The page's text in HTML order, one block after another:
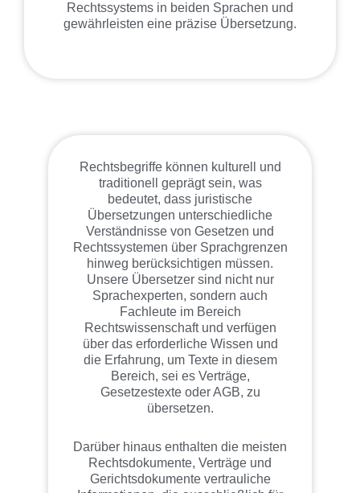
Rechtssystems in beiden Sprachen und
gewährleisten eine präzise Übersetzung.
Rechtsbegriffe können kulturell und
traditionell geprägt sein, was
bedeutet, dass juristische
Übersetzungen unterschiedliche
Verständnisse von Gesetzen und
Rechtssystemen über Sprachgrenzen
hinweg berücksichtigen müssen.
Unsere Übersetzer sind nicht nur
Sprachexperten, sondern auch
Fachleute im Bereich
Rechtswissenschaft und verfügen
über das erforderliche Wissen und
die Erfahrung, um Texte in diesem
Bereich, sei es Verträge,
Gesetzestexte oder AGB, zu
übersetzen.
Darüber hinaus enthalten die meisten
Rechtsdokumente, Verträge und
Gerichtsdokumente vertrauliche